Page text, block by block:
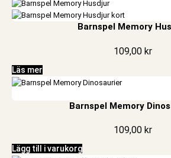
Barnspel Memory
109,00 kr
Läs mer
Barnspel Memory
109,00 kr
Lägg till i varukorg